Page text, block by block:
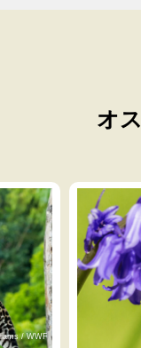
オ
/ WWF